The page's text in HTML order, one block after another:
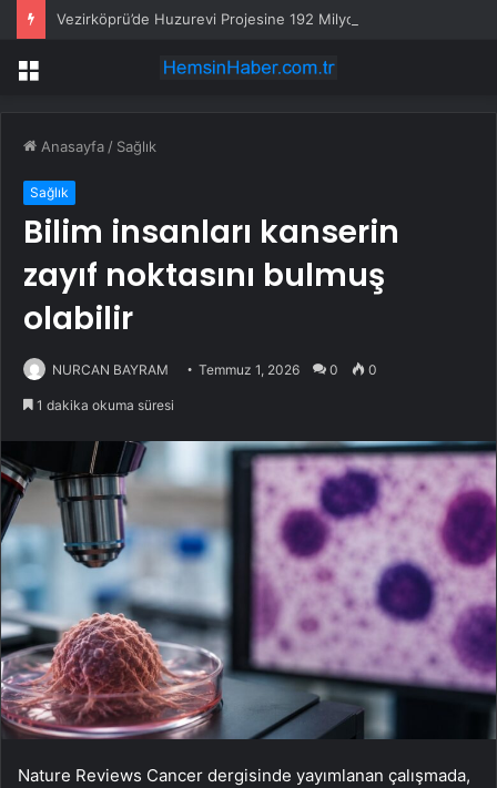
Vezirköprü’de Huzurevi Projesine 192 Milyon TL Destek
Menü
Anasayfa / Sağlık
Sağlık
Bilim insanları kanserin
zayıf noktasını bulmuş
olabilir
NURCAN BAYRAM Temmuz 1, 2026 0 0
1 dakika okuma süresi
Nature Reviews Cancer dergisinde yayımlanan çalışmada,